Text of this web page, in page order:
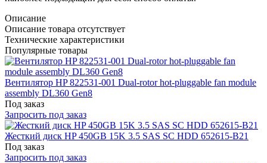
Описание
Описание товара отсутствует
Технические характеристики
Популярные товары
Вентилятор HP 822531-001 Dual-rotor hot-pluggable fan module
assembly DL360 Gen8
Под заказ
Запросить под заказ
Жесткий диск HP 450GB 15K 3.5 SAS SC HDD 652615-B21
Под заказ
Запросить под заказ